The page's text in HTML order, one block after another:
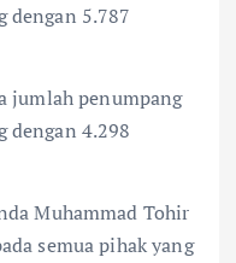
dengan 5.787
jumlah penumpang
dengan 4.298
Muhammad Tohir
semua pihak yang